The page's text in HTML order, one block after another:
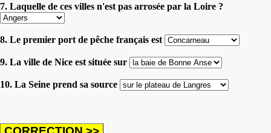
7. Laquelle de ces villes n'est pas arrosée par la Loire ?
8. Le premier port de pêche français est
9. La ville de Nice est située sur
10. La Seine prend sa source